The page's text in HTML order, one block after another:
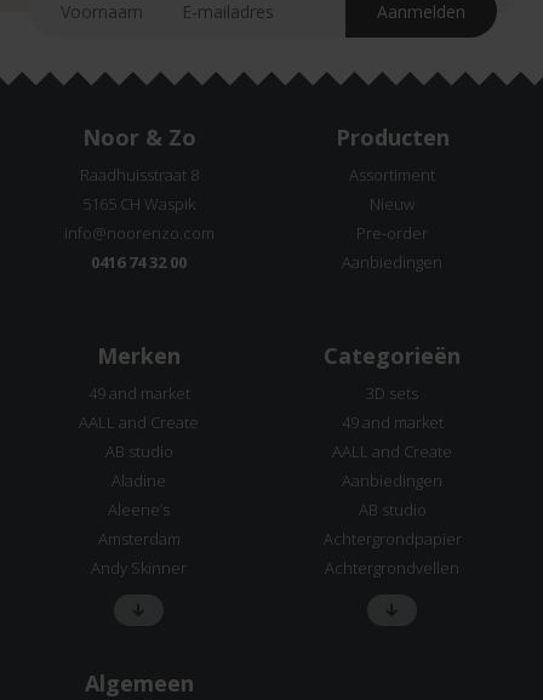
Noor & Zo
Raadhuisstraat 8
5165 CH Waspik
info@noorenzo.com
0416 74 32 00
Producten
Assortiment
Nieuw
Pre-order
Aanbiedingen
Merken
49 and market
AALL and Create
AB studio
Aladine
Aleene’s
Amsterdam
Andy Skinner
Categorieën
3D sets
49 and market
AALL and Create
Aanbiedingen
AB studio
Achtergrondpapier
Achtergrondvellen
Algemeen